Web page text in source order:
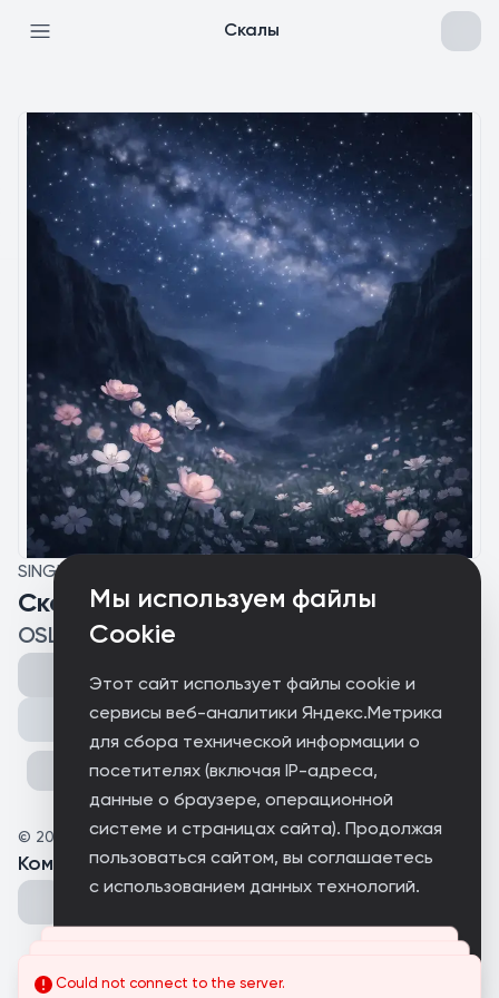
Мы используем файлы
Cookie
Этот сайт использует файлы cookie и
сервисы веб-аналитики Яндекс.Метрика
для сбора технической информации о
посетителях (включая IP-адреса,
данные о браузере, операционной
системе и страницах сайта). Продолжая
пользоваться сайтом, вы соглашаетесь
с использованием данных технологий.
Скалы
SINGLE
Скалы
OSLDC
Поделиться
© 2026 OSLDC
Комментарии(0 )
Could not connect to the server.